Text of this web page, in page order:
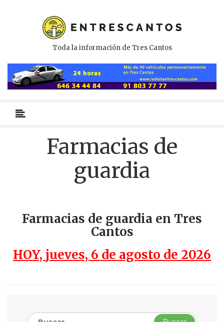
Toda la información de Tres Cantos
primario
Farmacias de
guardia
Farmacias de guardia en Tres
Cantos
HOY, jueves, 6 de agosto de 2026
Buscar: